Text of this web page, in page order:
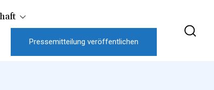
Pressemitteilung veröffentlichen